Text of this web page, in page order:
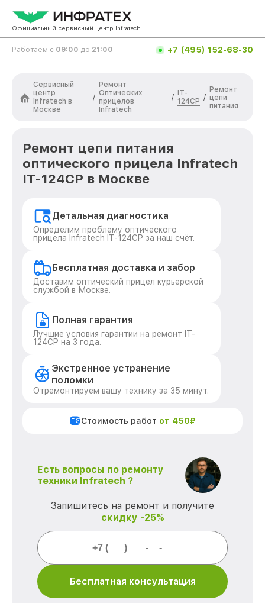
Официальный сервисный центр Infratech
Работаем с 09:00 до 21:00 +7 (495) 152-68-30
Сервисный
центр
Infratech в
Москве
/
Ремонт
Оптических
прицелов
Infratech
/
IT-
124CP /
Ремонт
цепи
питания
Ремонт цепи питания
оптического прицела Infratech
IT-124CP в Москве
Детальная диагностика
Определим проблему оптического
прицела Infratech IT-124CP за наш счёт.
Бесплатная доставка и забор
Доставим оптический прицел курьерской
службой в Москве.
Полная гарантия
Лучшие условия гарантии на ремонт IT-
124CP на 3 года.
Экстренное устранение
поломки
Отремонтируем вашу технику за 35 минут.
Стоимость работ от 450₽
Есть вопросы по ремонту
техники Infratech ?
Запишитесь на ремонт и получите
скидку -25%
Бесплатная консультация